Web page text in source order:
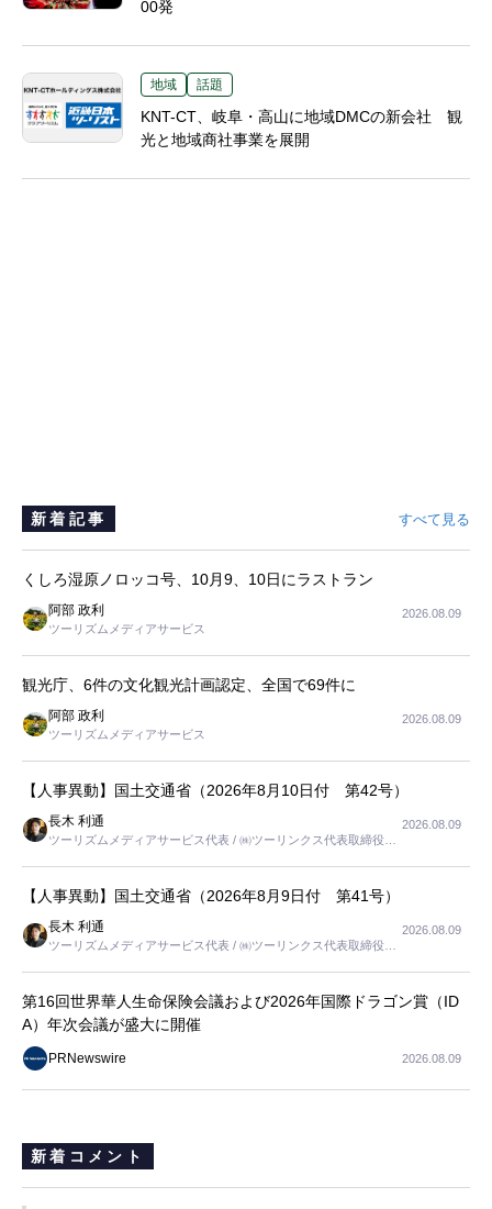
00発
地域 話題
KNT-CT、岐阜・高山に地域DMCの新会社 観
光と地域商社事業を展開
新着記事 すべて見る
くしろ湿原ノロッコ号、10月9、10日にラストラン
阿部 政利
ツーリズムメディアサービス
2026.08.09
観光庁、6件の文化観光計画認定、全国で69件に
阿部 政利
ツーリズムメディアサービス
2026.08.09
【人事異動】国土交通省（2026年8月10日付 第42号）
長木 利通
ツーリズムメディアサービス代表 / ㈱ツーリンクス代表取締役社
2026.08.09
【人事異動】国土交通省（2026年8月9日付 第41号）
長木 利通
ツーリズムメディアサービス代表 / ㈱ツーリンクス代表取締役社
2026.08.09
第16回世界華人生命保険会議および2026年国際ドラゴン賞（ID
A）年次会議が盛大に開催
PRNewswire 2026.08.09
新着コメント